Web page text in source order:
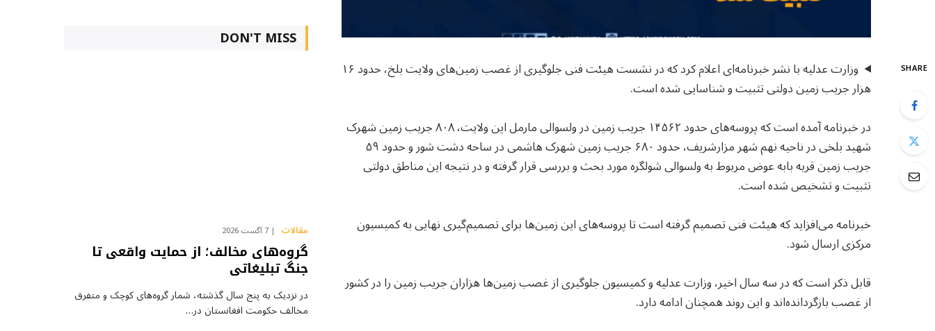
SHARE
وزارت عدلیه با نشر خبرنامه‌ای اعلام کرد که در نشست هیئت فنی جلوگیری از غصب زمین‌های ولایت بلخ، حدود ۱۶
هزار جریب زمین دولتی تثبیت و شناسایی شده است.
در خبرنامه آمده است که پروسه‌های حدود ۱۴۵۶۲ جریب زمین در ولسوالی مارمل این ولایت، ۸۰۸ جریب زمین شهرک
شهید بلخی در ناحیه نهم شهر مزارشریف، حدود ۶۸۰ جریب زمین شهرک هاشمی در ساحه دشت شور و حدود ۵۹
جریب زمین قریه بابه عوض مربوط به ولسوالی شولگره مورد بحث و بررسی قرار گرفته و در نتیجه این مناطق دولتی
تثبیت و تشخیص شده است.
خبرنامه می‌افزاید که هیئت فنی تصمیم گرفته است تا پروسه‌های این زمین‌ها برای تصمیم‌گیری نهایی به کمیسیون
مرکزی ارسال شود.
قابل ذکر است که در سه سال اخیر، وزارت عدلیه و کمیسیون جلوگیری از غصب زمین‌ها هزاران جریب زمین را در کشور
از غصب بازگردانده‌اند و این روند همچنان ادامه دارد.
DON'T MISS
مقالات 7 آگست 2026
گروه‌های مخالف؛ از حمایت واقعی تا
جنگ تبلیغاتی
در نزدیک به پنج سال گذشته، شمار گروه‌های کوچک و متفرق
مخالف حکومت افغانستان در…